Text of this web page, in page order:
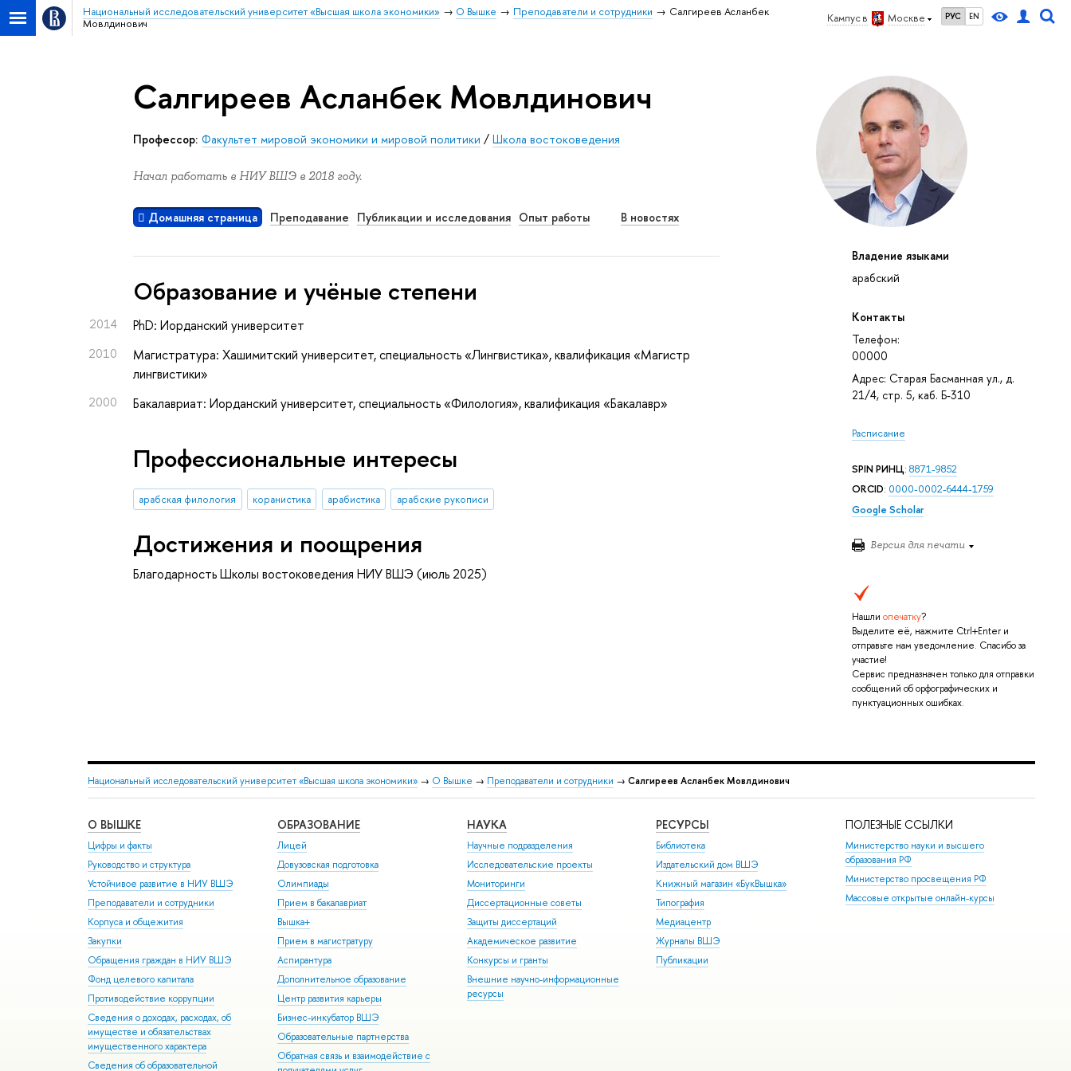
Кампус в Москве РУС EN
Национальный исследовательский университет «Высшая школа экономики» О Вышке Преподаватели и сотрудники
Салгиреев Асланбек
Мовлдинович
Владение языками
арабский
Контакты
Телефон:
00000
Адрес: Старая Басманная ул., д.
21/4, стр. 5, каб. Б-310
Расписание
SPIN РИНЦ: 8871-9852
ORCID: 0000-0002-6444-1759
Google Scholar
Версия для печати
Нашли опечатку?
Выделите её, нажмите Ctrl+Enter и
отправьте нам уведомление. Спасибо за
участие!
Сервис предназначен только для отправки
сообщений об орфографических и
пунктуационных ошибках.
Салгиреев Асланбек Мовлдинович
Профессор: Факультет мировой экономики и мировой политики /Школа востоковедения
Начал работать в НИУ ВШЭ в 2018 году.
Домашняя страница Преподавание Публикации и исследования Опыт работы В новостях
Oбразование и учёные степени
2014 PhD: Иорданский университет
2010
Магистратура: Хашимитский университет, специальность «Лингвистика», квалификация «Магистр
лингвистики»
2000 Бакалавриат: Иорданский университет, специальность «Филология», квалификация «Бакалавр»
Профессиональные интересы
арабская филология коранистика арабистика арабские рукописи
Достижения и поощрения
Благодарность Школы востоковедения НИУ ВШЭ (июль 2025)
Национальный исследовательский университет «Высшая школа экономики» → О Вышке → Преподаватели и сотрудники → Салгиреев Асланбек Мовлдинович
О ВЫШКЕ
Цифры и факты
Руководство и структура
Устойчивое развитие в НИУ ВШЭ
Преподаватели и сотрудники
Корпуса и общежития
Закупки
Обращения граждан в НИУ ВШЭ
Фонд целевого капитала
Противодействие коррупции
Сведения о доходах, расходах, об
имуществе и обязательствах
имущественного характера
Сведения об образовательной
ОБРАЗОВАНИЕ
Лицей
Довузовская подготовка
Олимпиады
Прием в бакалавриат
Вышка+
Прием в магистратуру
Аспирантура
Дополнительное образование
Центр развития карьеры
Бизнес-инкубатор ВШЭ
Образовательные партнерства
Обратная связь и взаимодействие с
НАУКА
Научные подразделения
Исследовательские проекты
Мониторинги
Диссертационные советы
Защиты диссертаций
Академическое развитие
Конкурсы и гранты
Внешние научно-информационные
ресурсы
РЕСУРСЫ
Библиотека
Издательский дом ВШЭ
Книжный магазин «БукВышка»
Типография
Медиацентр
Журналы ВШЭ
Публикации
ПОЛЕЗНЫЕ ССЫЛКИ
Министерство науки и высшего
образования РФ
Министерство просвещения РФ
Массовые открытые онлайн-курсы